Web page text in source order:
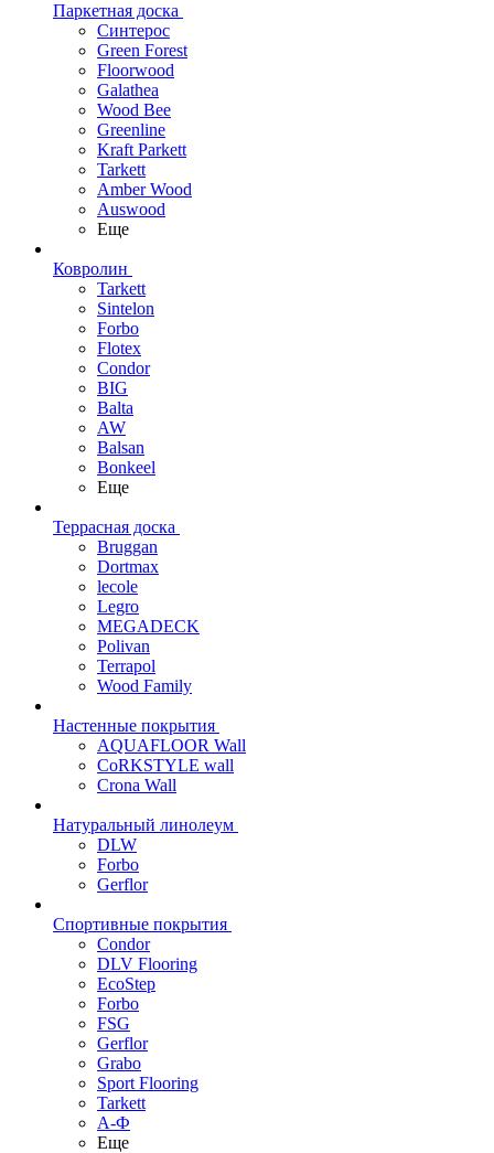
Паркетная доска
Синтерос
Green Forest
Floorwood
Galathea
Wood Bee
Greenline
Kraft Parkett
Tarkett
Amber Wood
Auswood
Еще
Ковролин
Tarkett
Sintelon
Forbo
Flotex
Condor
BIG
Balta
AW
Balsan
Bonkeel
Еще
Террасная доска
Bruggan
Dortmax
lecole
Legro
MEGADECK
Polivan
Terrapol
Wood Family
Настенные покрытия
AQUAFLOOR Wall
CoRKSTYLE wall
Crona Wall
Натуральный линолеум
DLW
Forbo
Gerflor
Спортивные покрытия
Condor
DLV Flooring
EcoStep
Forbo
FSG
Gerflor
Grabo
Sport Flooring
Tarkett
А-Ф
Еще